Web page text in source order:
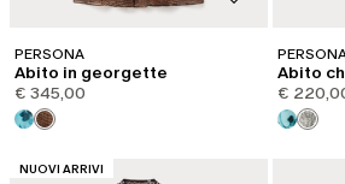
PERSONA
Abito in georgette
€ 345,00
Abito
€
CATEGORIA:
NUOVI ARRIVI